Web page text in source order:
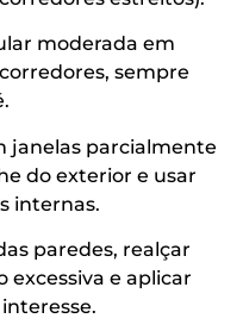
moderada em
sempre
janelas parcialmente
do exterior e usar
internas.
paredes, realçar
excessiva e aplicar